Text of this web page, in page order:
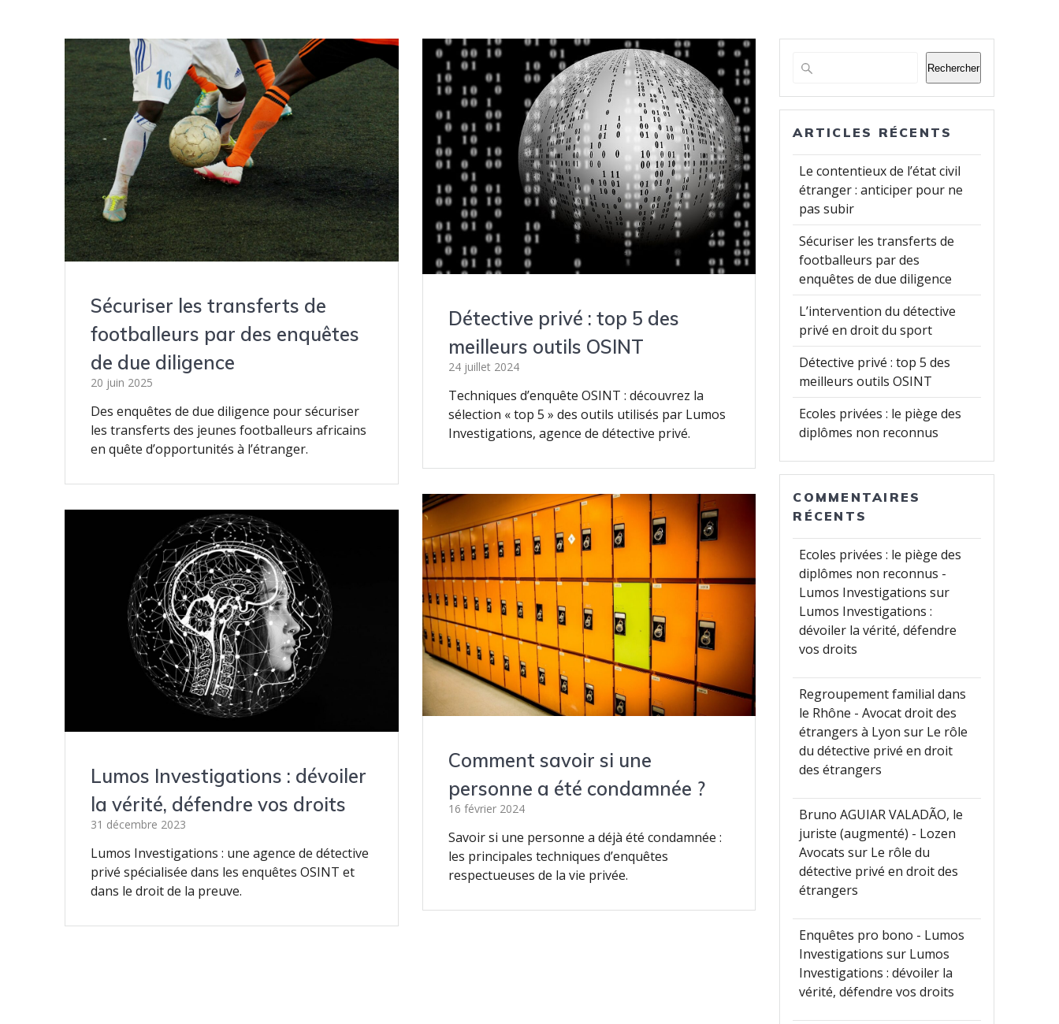
Sécuriser les transferts de
footballeurs par des enquêtes
de due diligence
20 juin 2025
Des enquêtes de due diligence pour sécuriser
les transferts des jeunes footballeurs africains
en quête d’opportunités à l’étranger.
Détective privé : top 5 des
meilleurs outils OSINT
24 juillet 2024
Techniques d’enquête OSINT : découvrez la
sélection « top 5 » des outils utilisés par Lumos
Investigations, agence de détective privé.
Comment savoir si une
personne a été condamnée ?
16 février 2024
Savoir si une personne a déjà été condamnée :
les principales techniques d’enquêtes
respectueuses de la vie privée.
Lumos Investigations : dévoiler
la vérité, défendre vos droits
31 décembre 2023
Lumos Investigations : une agence de détective
privé spécialisée dans les enquêtes OSINT et
dans le droit de la preuve.
Rechercher
ARTICLES RÉCENTS
Le contentieux de l’état civil
étranger : anticiper pour ne
pas subir
Sécuriser les transferts de
footballeurs par des
enquêtes de due diligence
L’intervention du détective
privé en droit du sport
Détective privé : top 5 des
meilleurs outils OSINT
Ecoles privées : le piège des
diplômes non reconnus
COMMENTAIRES
RÉCENTS
Ecoles privées : le piège des
diplômes non reconnus -
Lumos Investigations sur
Lumos Investigations :
dévoiler la vérité, défendre
vos droits
Regroupement familial dans
le Rhône - Avocat droit des
étrangers à Lyon sur Le rôle
du détective privé en droit
des étrangers
Bruno AGUIAR VALADÃO, le
juriste (augmenté) - Lozen
Avocats sur Le rôle du
détective privé en droit des
étrangers
Enquêtes pro bono - Lumos
Investigations sur Lumos
Investigations : dévoiler la
vérité, défendre vos droits